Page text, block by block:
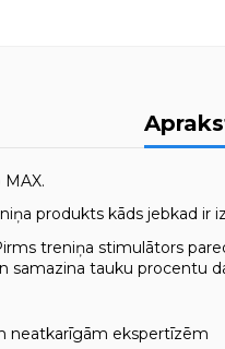
produkts kāds jebkad ir
treniņa stimulātors
samazina tauku procentu
neatkarīgām ekspertīzēm